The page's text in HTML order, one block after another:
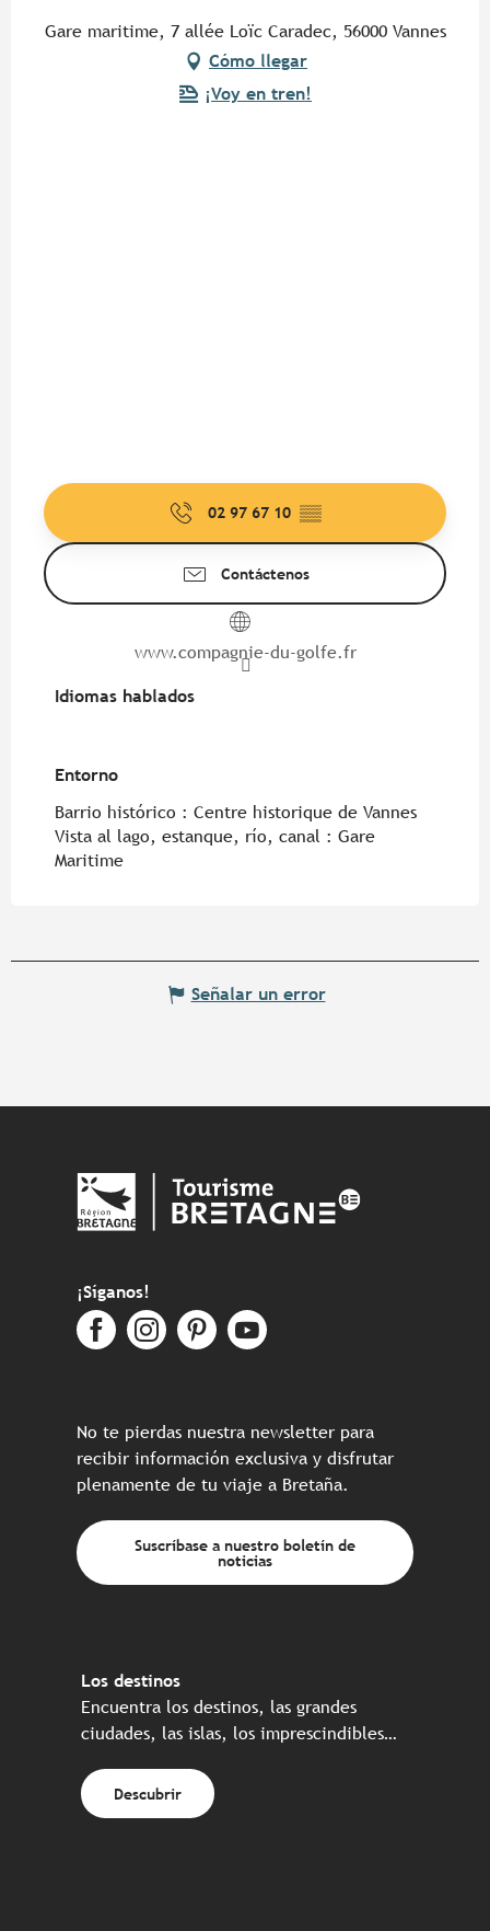
Gare maritime, 7 allée Loïc Caradec, 56000 Vannes
Cómo llegar
¡Voy en tren!
02 97 67 10 ▒▒
Contáctenos
www.compagnie-du-golfe.fr
Idiomas hablados
Idiomas hablados
Entorno
Entorno
Barrio histórico : Centre historique de Vannes
Vista al lago, estanque, río, canal : Gare
Maritime
Señalar un error
¡Síganos!
No te pierdas nuestra newsletter para
recibir información exclusiva y disfrutar
plenamente de tu viaje a Bretaña.
Suscríbase a nuestro boletín de
noticias
Los destinos
Encuentra los destinos, las grandes
ciudades, las islas, los imprescindibles…
Descubrir